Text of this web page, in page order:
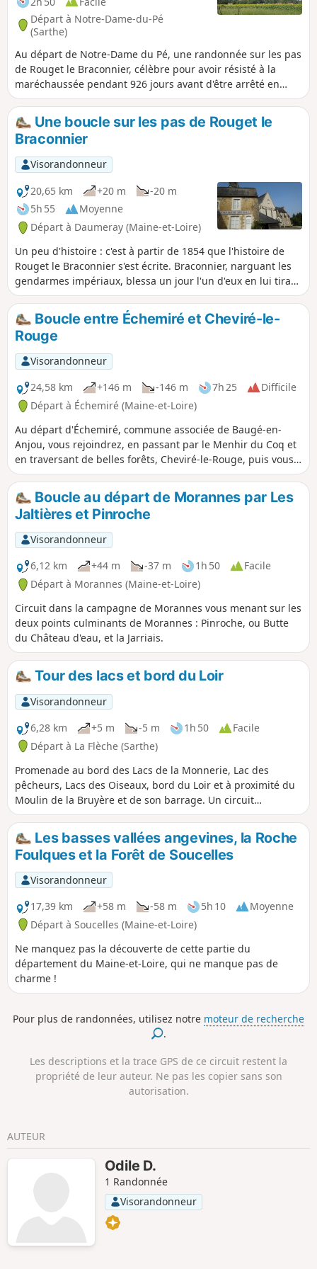
Départ à Notre-Dame-du-Pé
(Sarthe)
Au départ de Notre-Dame du Pé, une randonnée sur les pas
de Rouget le Braconnier, célèbre pour avoir résisté à la
maréchaussée pendant 926 jours avant d'être arrêté en
1857 et condamné au bagne de Cayenne où il mourra en
1858.Une boucle sur les pas de Rouget le
Braconnier
Visorandonneur
20,65 km
+20 m
-20 m
5h 55
Moyenne
Départ à Daumeray (Maine-et-Loire)
Un peu d'histoire : c'est à partir de 1854 que l'histoire de
Rouget le Braconnier s'est écrite. Braconnier, narguant les
gendarmes impériaux, blessa un jour l'un d'eux en lui tirant
dessus. Rouget fut alors traqué par les forces impériales.
Caché dans le village et dans les bois alentour par les
habitants voués à sa cause, il fut trahi par sa propre
cousine avant d'être jugé. Condamné aux travaux forcés à
perpétuité en Guyane, il y mourut en 1858.
Boucle entre Échemiré et Cheviré-le-
Rouge
Visorandonneur
24,58 km
+146 m -146 m 7h 25
Difficile
Départ à Échemiré (Maine-et-Loire)
Au départ d'Échemiré, commune associée de Baugé-en-
Anjou, vous rejoindrez, en passant par le Menhir du Coq et
en traversant de belles forêts, Cheviré-le-Rouge, puis vous
reviendrez à votre point de départ, quasiment plein Sud,
par de beaux sentiers et des petites routes de campagne.
Boucle au départ de Morannes par Les
Jaltières et Pinroche
Visorandonneur
6,12 km
+44 m -37 m 1h 50
Facile
Départ à Morannes (Maine-et-Loire)
Circuit dans la campagne de Morannes vous menant sur les
deux points culminants de Morannes : Pinroche, ou Butte
du Château d'eau, et la Jarriais.
Tour des lacs et bord du Loir
Visorandonneur
6,28 km
+5 m -5 m 1h 50
Facile
Départ à La Flèche (Sarthe)
Promenade au bord des Lacs de la Monnerie, Lac des
pêcheurs, Lacs des Oiseaux, bord du Loir et à proximité du
Moulin de la Bruyère et de son barrage. Un circuit
touristique naturel qui vous permettra de profiter de la
nature et d'aborder le départ de nombreux sentiers piéton.
Les basses vallées angevines, la Roche
Foulques et la Forêt de Soucelles
Visorandonneur
17,39 km
+58 m -58 m 5h 10
Moyenne
Départ à Soucelles (Maine-et-Loire)
Ne manquez pas la découverte de cette partie du
département du Maine-et-Loire, qui ne manque pas de
charme !
Pour plus de randonnées, utilisez notre moteur de recherche
.
Les descriptions et la trace GPS de ce circuit restent la
propriété de leur auteur. Ne pas les copier sans son
autorisation.
AUTEUR
Odile D.
1 Randonnée
Visorandonneur